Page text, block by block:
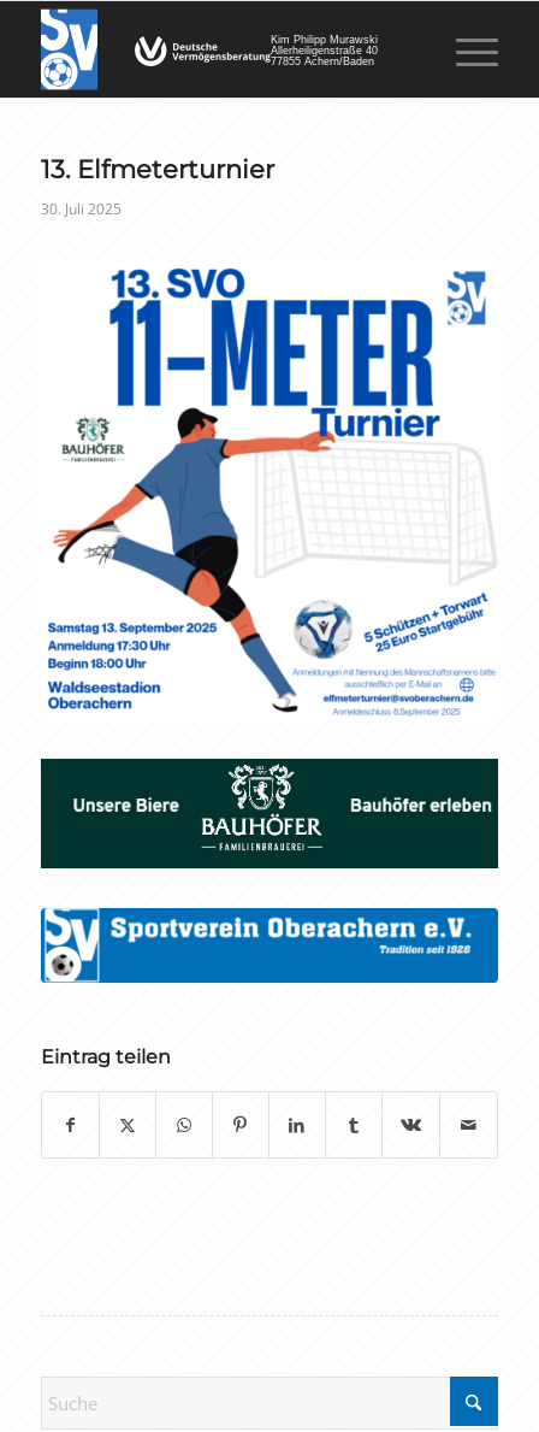
Kim Philipp Murawski
Allerheiligenstraße 40
77855 Achern/Baden
13. Elfmeterturnier
30. Juli 2025
Eintrag teilen